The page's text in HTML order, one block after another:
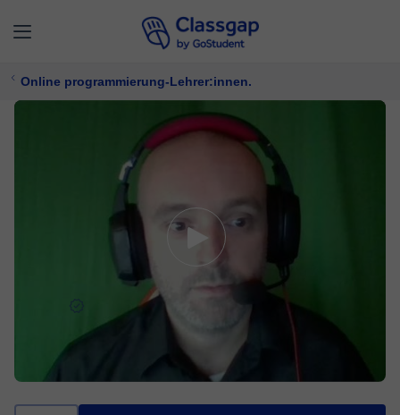
Online programmierung-Lehrer:innen.
341 Unterricht
Programmierung